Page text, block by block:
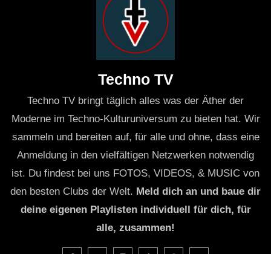
Techno TV
Techno TV bringt täglich alles was der Äther der
Moderne im Techno-Kulturuniversum zu bieten hat. Wir
sammeln und bereiten auf, für alle und ohne, dass eine
Anmeldung in den vielfältigen Netzwerken notwendig
ist. Du findest bei uns FOTOS, VIDEOS, & MUSIC von
den besten Clubs der Welt. Meld dich an und baue dir
deine eigenen Playlisten individuell für dich, für
alle, zusammen!